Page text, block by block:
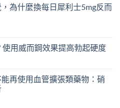
為什麼換每日犀利士5mg反而
用威而鋼效果提高勃起硬度
再使用血管擴張類藥物：硝